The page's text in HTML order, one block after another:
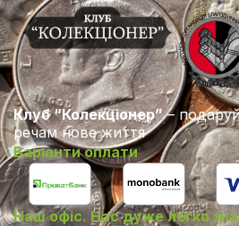
Клуб “Колекціонер”–
речам нове життя
Варіанти оплати
Наш офіс. Нас дуже легко